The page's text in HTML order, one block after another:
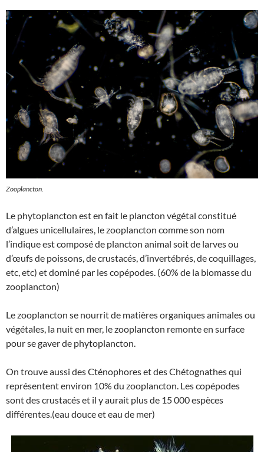
Zooplancton.
Le phytoplancton est en fait le plancton végétal constitué
d’algues unicellulaires, le zooplancton comme son nom
l’indique est composé de plancton animal soit de larves ou
d’œufs de poissons, de crustacés, d’invertébrés, de coquillages,
etc, etc) et dominé par les copépodes. (60% de la biomasse du
zooplancton)
Le zooplancton se nourrit de matières organiques animales ou
végétales, la nuit en mer, le zooplancton remonte en surface
pour se gaver de phytoplancton.
On trouve aussi des Cténophores et des Chétognathes qui
représentent environ 10% du zooplancton. Les copépodes
sont des crustacés et il y aurait plus de 15 000 espèces
différentes.(eau douce et eau de mer)